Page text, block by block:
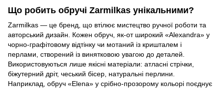
Що робить обручі Zarmilkas унікальними?
Zarmilkas — це бренд, що втілює мистецтво ручної роботи та
авторський дизайн. Кожен обруч, як-от широкий «Alexandra» у
чорно-графітовому відтінку чи мотаний із кришталем і
перлами, створений із винятковою увагою до деталей.
Використовуються лише якісні матеріали: атласні стрічки,
біжутерний дріт, чеський бісер, натуральні перлини.
Наприклад, обруч «Elena» у срібно-прозорому кольорі поєднує